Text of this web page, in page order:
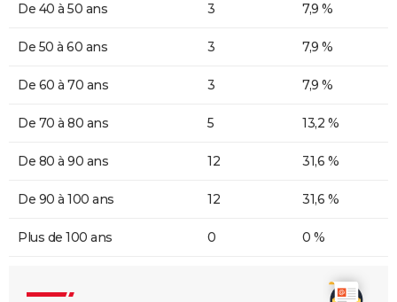
De 40 à 50 ans 3 7,9 %
De 50 à 60 ans 3 7,9 %
De 60 à 70 ans 3 7,9 %
De 70 à 80 ans 5 13,2 %
De 80 à 90 ans 12 31,6 %
De 90 à 100 ans 12 31,6 %
Plus de 100 ans 0 0 %